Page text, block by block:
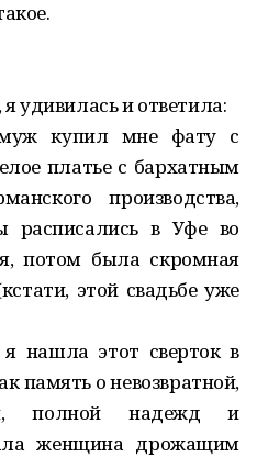
удивилась и ответила:
купил мне фату с
платье с бархатным
производства,
расписались в Уфе во
потом была скромная
этой свадьбе уже
нашла этот сверток в
память о невозвратной,
полной надежд и
женщина дрожащим